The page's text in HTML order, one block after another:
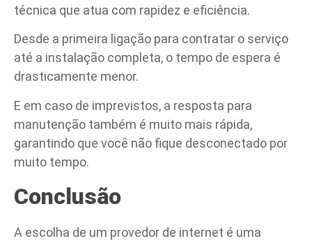
técnica que atua com rapidez e eficiência.
Desde a primeira ligação para contratar o serviço
até a instalação completa, o tempo de espera é
drasticamente menor.
E em caso de imprevistos, a resposta para
manutenção também é muito mais rápida,
garantindo que você não fique desconectado por
muito tempo.
Conclusão
A escolha de um provedor de internet é uma